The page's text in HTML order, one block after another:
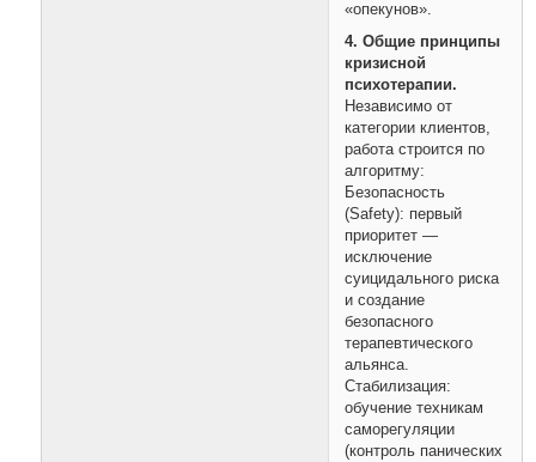
«опекунов».
4. Общие принципы
кризисной
психотерапии.
Независимо от
категории клиентов,
работа строится по
алгоритму:
Безопасность
(Safety): первый
приоритет —
исключение
суицидального риска
и создание
безопасного
терапевтического
альянса.
Стабилизация:
обучение техникам
саморегуляции
(контроль панических